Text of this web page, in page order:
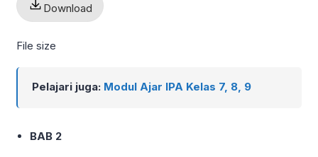
Download
File size
Pelajari juga: Modul Ajar IPA Kelas 7, 8, 9
BAB 2